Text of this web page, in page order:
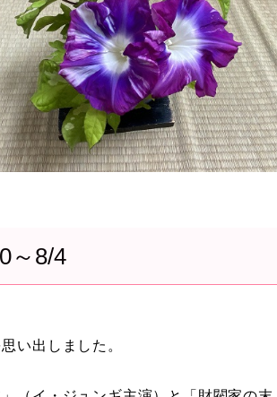
～8/4
い出しました。